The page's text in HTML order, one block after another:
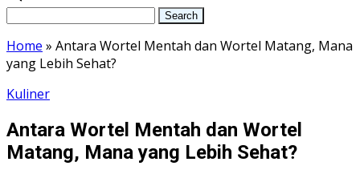
Home » Antara Wortel Mentah dan Wortel Matang, Mana
yang Lebih Sehat?
Kuliner
Antara Wortel Mentah dan Wortel
Matang, Mana yang Lebih Sehat?